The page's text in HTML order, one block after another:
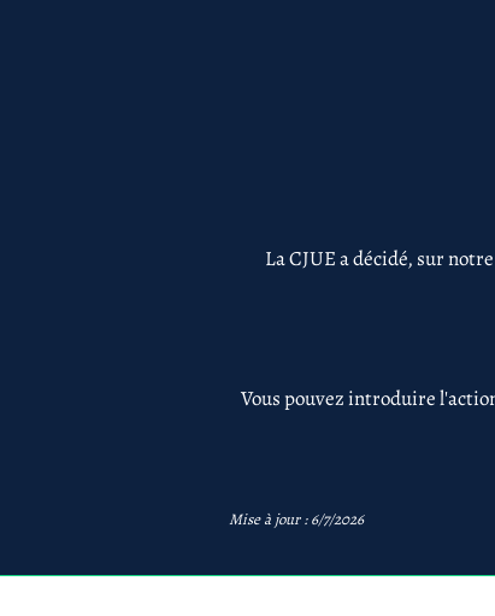
La CJUE a décidé, sur
Vous pouvez introduire
Mise à jour : 6/7/2026